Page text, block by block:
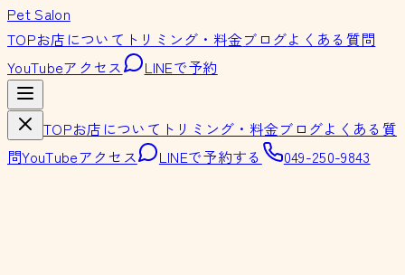
Pet Salon
TOPお店について トリミング・料金ブログよくある質問
YouTubeアクセス LINEで予約
TOPお店について トリミング・料金ブログよくある質
問YouTubeアクセス LINEで予約する 049-250-9843